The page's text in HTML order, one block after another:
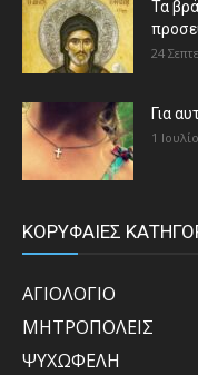
Τα
24
Για
1
ΚΟΡΥΦΑΙΕΣ
ΑΓΙΟΛΟΓΙΟ
ΜΗΤΡΟΠΟΛΕΙΣ
ΨΥΧΩΦΕΛΗ